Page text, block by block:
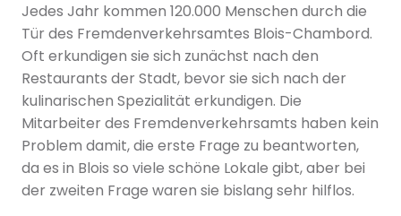
Jedes Jahr kommen 120.000 Menschen durch die
Tür des Fremdenverkehrsamtes Blois-Chambord.
Oft erkundigen sie sich zunächst nach den
Restaurants der Stadt, bevor sie sich nach der
kulinarischen Spezialität erkundigen. Die
Mitarbeiter des Fremdenverkehrsamts haben kein
Problem damit, die erste Frage zu beantworten,
da es in Blois so viele schöne Lokale gibt, aber bei
der zweiten Frage waren sie bislang sehr hilflos.